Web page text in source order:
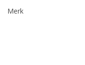
Merk